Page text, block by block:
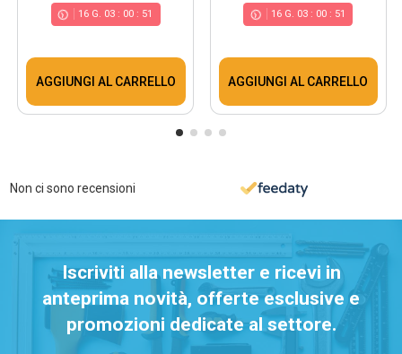
16 G. 03 : 00 : 50
AGGIUNGI AL CARRELLO
16G. 03: 00: 50
AGGIUNGI AL CARRELLO
Non ci sono recensioni
Iscriviti alla newsletter e ricevi in
anteprima novità, offerte esclusive e
promozioni dedicate al settore.